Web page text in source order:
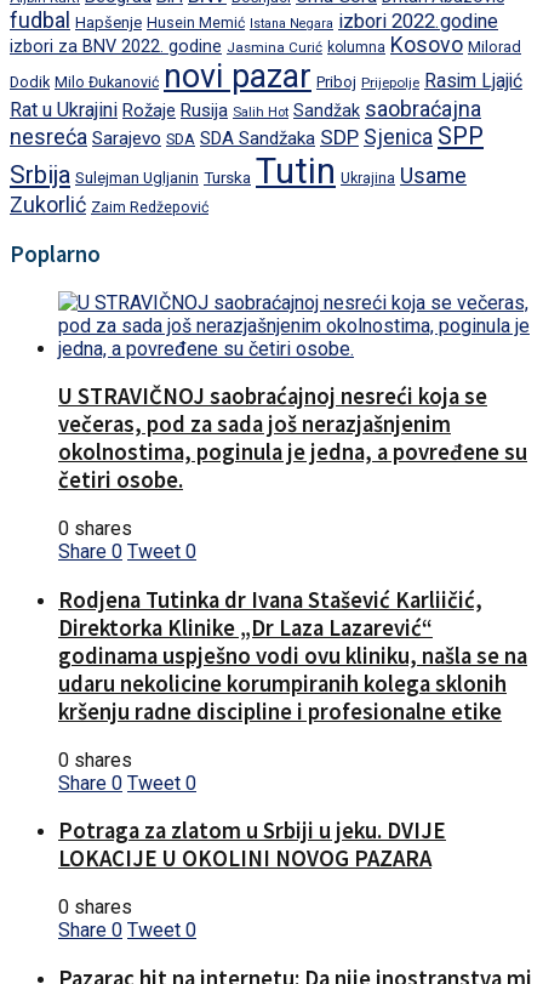
fudbal Hapšenje Husein Memić Istana Negara izbori 2022.godine
izbori za BNV 2022. godine Jasmina Curić kolumna Kosovo Milorad
Dodik Milo Đukanović novi pazar Priboj Prijepolje Rasim Ljajić
Rat u Ukrajini Rožaje Rusija Salih Hot Sandžak saobraćajna
nesreća Sarajevo SDA SDA Sandžaka SDP Sjenica SPP
Srbija Sulejman Ugljanin Turska Tutin Ukrajina Usame
Zukorlić Zaim Redžepović
Poplarno
U STRAVIČNOJ saobraćajnoj nesreći koja se
večeras, pod za sada još nerazjašnjenim
okolnostima, poginula je jedna, a povređene su
četiri osobe.
0 shares
Share 0 Tweet 0
Rodjena Tutinka dr Ivana Stašević Karliičić,
Direktorka Klinike „Dr Laza Lazarević“
godinama uspješno vodi ovu kliniku, našla se na
udaru nekolicine korumpiranih kolega sklonih
kršenju radne discipline i profesionalne etike
0 shares
Share 0 Tweet 0
Potraga za zlatom u Srbiji u jeku. DVIJE
LOKACIJE U OKOLINI NOVOG PAZARA
0 shares
Share 0 Tweet 0
Pazarac hit na internetu: Da nije inostranstva mi